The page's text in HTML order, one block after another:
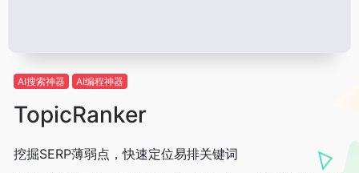
AI搜索神器 AI编程神器
TopicRanker
挖掘SERP薄弱点，快速定位易排关键词